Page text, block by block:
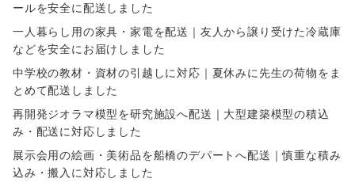
ールを安全に配送しました
一人暮らし用の家具・家電を配送｜友人から譲り受けた冷蔵庫
などを安全にお届けしました
中学校の教材・資材の引越しに対応｜夏休みに先生の荷物をま
とめて配送しました
再開発ジオラマ模型を研究施設へ配送｜大型建築模型の積込
み・配送に対応しました
展示会用の絵画・美術品を船橋のデパートへ配送｜慎重な積み
込み・搬入に対応しました